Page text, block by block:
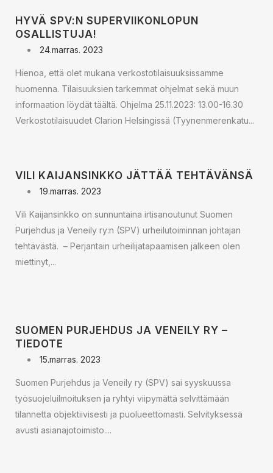
HYVÄ SPV:N SUPERVIIKONLOPUN
OSALLISTUJA!
24.marras. 2023
Hienoa, että olet mukana verkostotilaisuuksissamme
huomenna. Tilaisuuksien tarkemmat ohjelmat sekä muun
informaation löydät täältä. Ohjelma 25.11.2023: 13.00-16.30
Verkostotilaisuudet Clarion Helsingissä (Tyynenmerenkatu...
VILI KAIJANSINKKO JÄTTÄÄ TEHTÄVÄNSÄ
19.marras. 2023
Vili Kaijansinkko on sunnuntaina irtisanoutunut Suomen
Purjehdus ja Veneily ry:n (SPV) urheilutoiminnan johtajan
tehtävästä. – Perjantain urheilijatapaamisen jälkeen olen
miettinyt,...
SUOMEN PURJEHDUS JA VENEILY RY –
TIEDOTE
15.marras. 2023
Suomen Purjehdus ja Veneily ry (SPV) sai syyskuussa
työsuojeluilmoituksen ja ryhtyi viipymättä selvittämään
tilannetta objektiivisesti ja puolueettomasti. Selvityksessä
avusti asianajotoimisto....